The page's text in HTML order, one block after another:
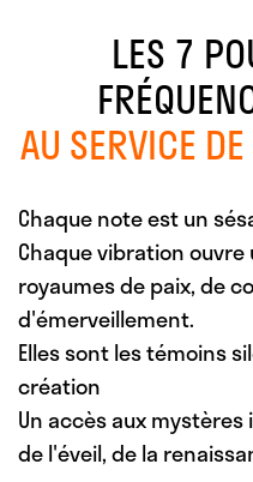
LES 7
AU SERVICE
Chaque note est un
Chaque vibration
royaumes de paix, de
d'émerveillement.
Elles sont les témoins
création
Un accès aux
de l'éveil, de la